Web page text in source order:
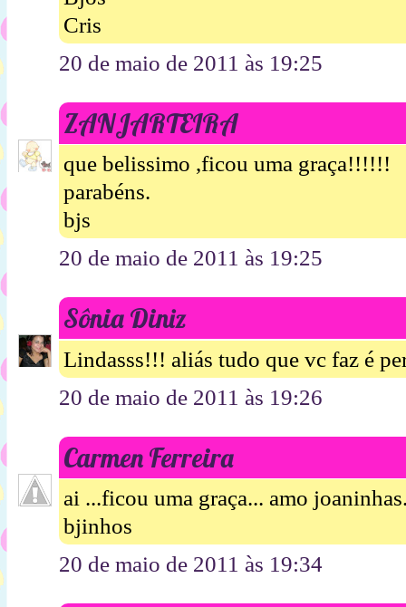
Cris
20 de maio de 2011 às 19:25
ZANJARTEIRA
que belissimo ,ficou uma graça!!!!!!
parabéns.
bjs
20 de maio de 2011 às 19:25
Sônia Diniz
Lindasss!!! aliás tudo que vc faz é
20 de maio de 2011 às 19:26
Carmen Ferreira
ai ...ficou uma graça... amo
bjinhos
20 de maio de 2011 às 19:34